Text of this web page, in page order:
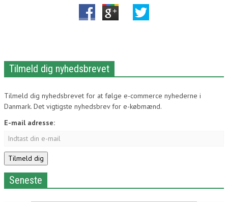
Tilmeld dig nyhedsbrevet
Tilmeld dig nyhedsbrevet for at følge e-commerce nyhederne i
Danmark. Det vigtigste nyhedsbrev for e-købmænd.
E-mail adresse:
Seneste